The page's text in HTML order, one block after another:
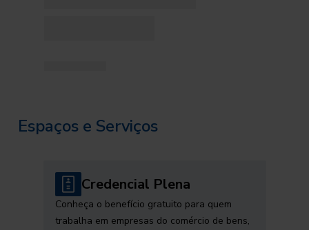
Espaços e Serviços
Credencial Plena
Conheça o benefício gratuito para quem
trabalha em empresas do comércio de bens,